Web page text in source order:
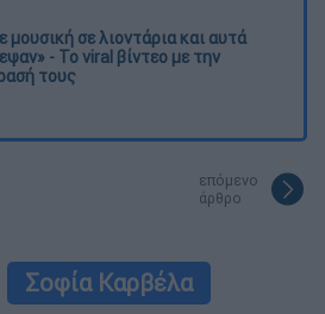
μουσική σε λιοντάρια και αυτά
- Το viral βίντεο με την
τους
επόμενο
άρθρο
Σοφία Καρβέλα